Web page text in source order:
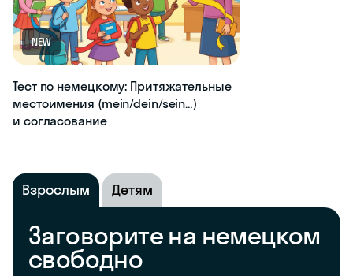
NEW
Тест по немецкому: Притяжательные
местоимения (mein/dein/sein…)
и согласование
Взрослым Детям
Заговорите на немецком
свободно